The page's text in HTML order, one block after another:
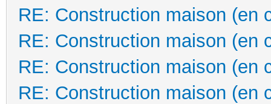
RE: Construction maison (en
RE: Construction maison (en
RE: Construction maison (en
RE: Construction maison (en